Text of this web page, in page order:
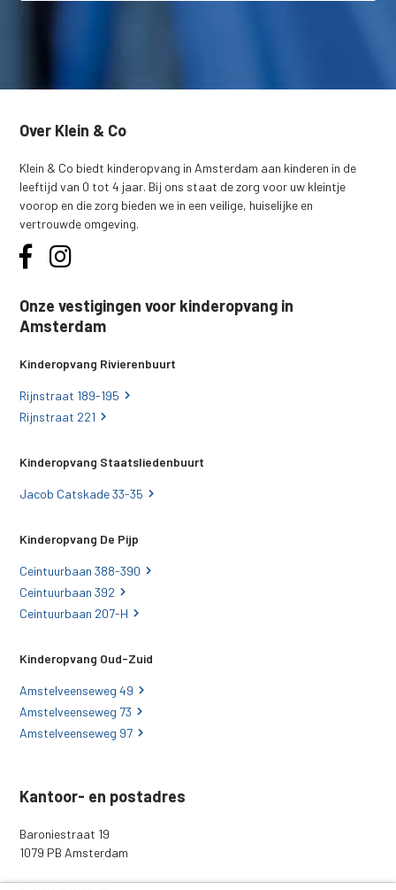
Over Klein & Co
Klein & Co biedt kinderopvang in Amsterdam aan kinderen in de
leeftijd van 0 tot 4 jaar. Bij ons staat de zorg voor uw kleintje
voorop en die zorg bieden we in een veilige, huiselijke en
vertrouwde omgeving.
Onze vestigingen voor kinderopvang in
Amsterdam
Kinderopvang Rivierenbuurt
Rijnstraat 189-195
Rijnstraat 221
Kinderopvang Staatsliedenbuurt
Jacob Catskade 33-35
Kinderopvang De Pijp
Ceintuurbaan 388-390
Ceintuurbaan 392
Ceintuurbaan 207-H
Kinderopvang Oud-Zuid
Amstelveenseweg 49
Amstelveenseweg 73
Amstelveenseweg 97
Kantoor- en postadres
Baroniestraat 19
1079 PB Amsterdam